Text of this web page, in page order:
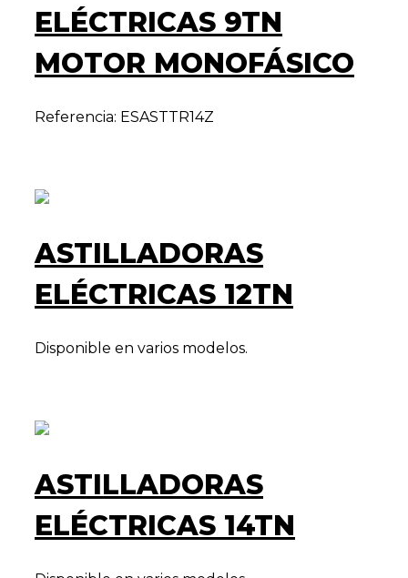
ELÉCTRICAS 9TN
MOTOR MONOFÁSICO
Referencia: ESASTTR14Z
ASTILLADORAS
ELÉCTRICAS 12TN
Disponible en varios modelos.
ASTILLADORAS
ELÉCTRICAS 14TN